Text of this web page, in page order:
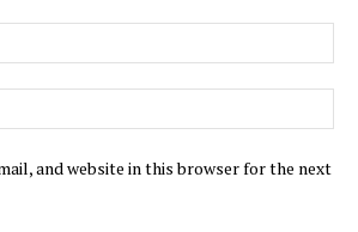
and website in this browser for the next